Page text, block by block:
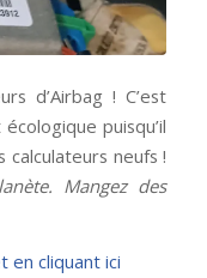
d’Airbag ! C’est
puisqu’il
neufs !
Mangez des
en cliquant ici